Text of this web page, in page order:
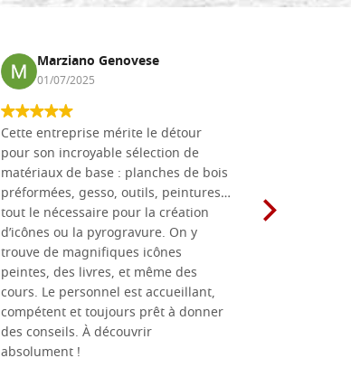
Marziano Genovese
01/07/2025
Cette entreprise mérite le détour
pour son incroyable sélection de
matériaux de base : planches de bois
préformées, gesso, outils, peintures…
tout le nécessaire pour la création
d’icônes ou la pyrogravure. On y
trouve de magnifiques icônes
peintes, des livres, et même des
cours. Le personnel est accueillant,
compétent et toujours prêt à donner
des conseils. À découvrir
absolument !